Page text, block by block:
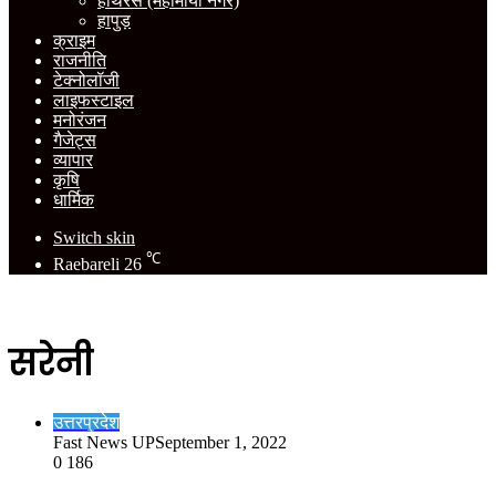
हापुड़
क्राइम
राजनीति
टेक्नोलॉजी
लाइफस्टाइल
मनोरंजन
गैजेट्स
व्यापार
कृषि
धार्मिक
Switch skin
Raebareli 26 ℃
सरेनी
उत्तरप्रदेश
Fast News UPSeptember 1, 2022
0 186